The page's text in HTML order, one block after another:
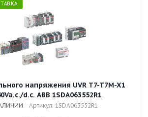
напряжения UVR T7-T7M-X1
d.c. ABB 1SDA063552R1
Артикул: 1SDA063552R1